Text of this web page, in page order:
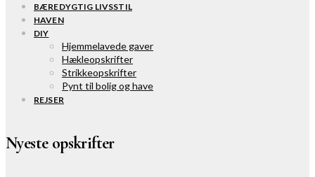
BÆREDYGTIG LIVSSTIL
HAVEN
DIY
Hjemmelavede gaver
Hækleopskrifter
Strikkeopskrifter
Pynt til bolig og have
REJSER
Nyeste opskrifter